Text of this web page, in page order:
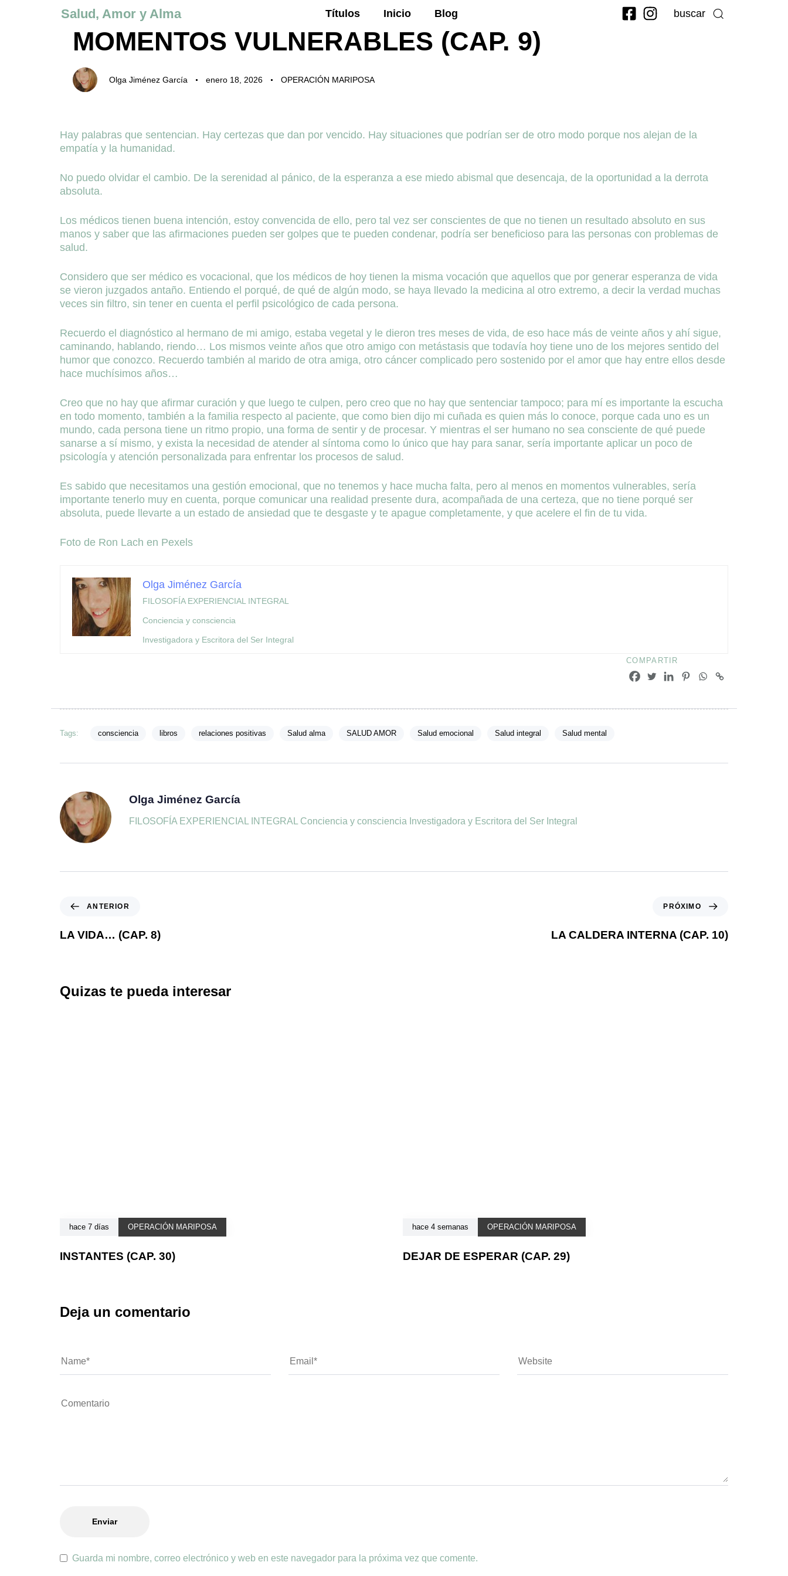
Salud, Amor y Alma Títulos Inicio Blog buscar
Comienza a escribir
MOMENTOS VULNERABLES (CAP. 9)
Olga Jiménez García enero 18, 2026 OPERACIÓN MARIPOSA
Hay palabras que sentencian. Hay certezas que dan por vencido. Hay situaciones que podrían ser de otro modo porque nos alejan de la
empatía y la humanidad.
No puedo olvidar el cambio. De la serenidad al pánico, de la esperanza a ese miedo abismal que desencaja, de la oportunidad a la derrota
absoluta.
Los médicos tienen buena intención, estoy convencida de ello, pero tal vez ser conscientes de que no tienen un resultado absoluto en sus
manos y saber que las afirmaciones pueden ser golpes que te pueden condenar, podría ser beneficioso para las personas con problemas de
salud.
Considero que ser médico es vocacional, que los médicos de hoy tienen la misma vocación que aquellos que por generar esperanza de vida
se vieron juzgados antaño. Entiendo el porqué, de qué de algún modo, se haya llevado la medicina al otro extremo, a decir la verdad muchas
veces sin filtro, sin tener en cuenta el perfil psicológico de cada persona.
Recuerdo el diagnóstico al hermano de mi amigo, estaba vegetal y le dieron tres meses de vida, de eso hace más de veinte años y ahí sigue,
caminando, hablando, riendo… Los mismos veinte años que otro amigo con metástasis que todavía hoy tiene uno de los mejores sentido del
humor que conozco. Recuerdo también al marido de otra amiga, otro cáncer complicado pero sostenido por el amor que hay entre ellos desde
hace muchísimos años…
Creo que no hay que afirmar curación y que luego te culpen, pero creo que no hay que sentenciar tampoco; para mí es importante la escucha
en todo momento, también a la familia respecto al paciente, que como bien dijo mi cuñada es quien más lo conoce, porque cada uno es un
mundo, cada persona tiene un ritmo propio, una forma de sentir y de procesar. Y mientras el ser humano no sea consciente de qué puede
sanarse a sí mismo, y exista la necesidad de atender al síntoma como lo único que hay para sanar, sería importante aplicar un poco de
psicología y atención personalizada para enfrentar los procesos de salud.
Es sabido que necesitamos una gestión emocional, que no tenemos y hace mucha falta, pero al menos en momentos vulnerables, sería
importante tenerlo muy en cuenta, porque comunicar una realidad presente dura, acompañada de una certeza, que no tiene porqué ser
absoluta, puede llevarte a un estado de ansiedad que te desgaste y te apague completamente, y que acelere el fin de tu vida.
Foto de Ron Lach en Pexels
Olga Jiménez García
FILOSOFÍA EXPERIENCIAL INTEGRAL
Conciencia y consciencia
Investigadora y Escritora del Ser Integral
COMPARTIR
Tags: consciencia libros relaciones positivas Salud alma SALUD AMOR Salud emocional Salud integral Salud mental
Olga Jiménez García
FILOSOFÍA EXPERIENCIAL INTEGRAL Conciencia y consciencia Investigadora y Escritora del Ser Integral
ANTERIOR
LA VIDA… (CAP. 8)
PRÓXIMO
LA CALDERA INTERNA (CAP. 10)
Quizas te pueda interesar
hace 7 días OPERACIÓN MARIPOSA
INSTANTES (CAP. 30)
hace 4 semanas OPERACIÓN MARIPOSA
DEJAR DE ESPERAR (CAP. 29)
Deja un comentario
Guarda mi nombre, correo electrónico y web en este navegador para la próxima vez que comente.